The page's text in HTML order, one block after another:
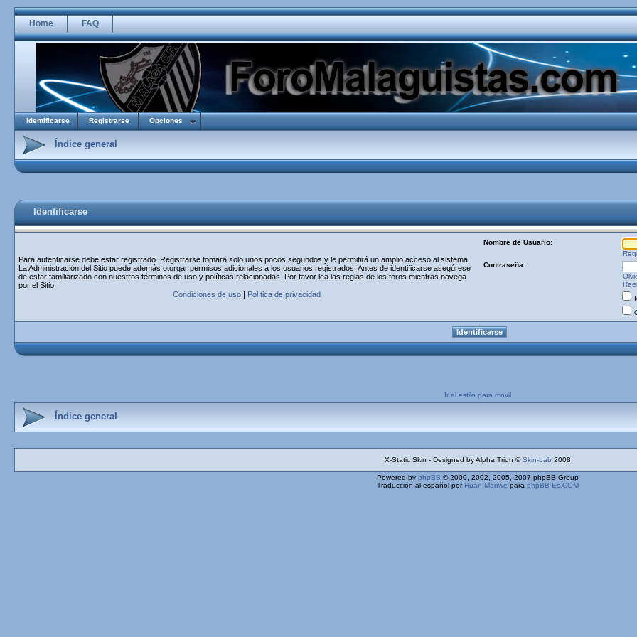
Home FAQ
Identificarse Registrarse Opciones
Índice general
Identificarse
Para autenticarse debe estar registrado. Registrarse tomará solo unos pocos segundos y le permitirá un amplio acceso al sistema.
La Administración del Sitio puede además otorgar permisos adicionales a los usuarios registrados. Antes de identificarse asegúrese
de estar familiarizado con nuestros términos de uso y políticas relacionadas. Por favor lea las reglas de los foros mientras navega
por el Sitio.
Condiciones de uso| Política de privacidad
Nombre de Usuario:
Contraseña:
Ir al estilo para movil
Índice general
X-Static Skin - Designed by Alpha Trion ©Skin-Lab 2008
Powered by phpBB © 2000, 2002, 2005, 2007 phpBB Group
Traducción al español por Huan Manwë para phpBB-Es.COM